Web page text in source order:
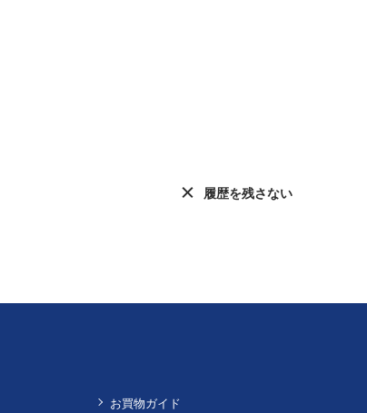
履歴を残さない
お買物ガイド